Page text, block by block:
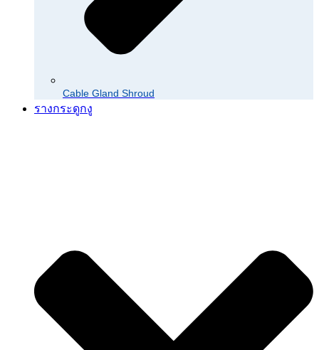
Cable Gland Shroud
รางกระดูกงู